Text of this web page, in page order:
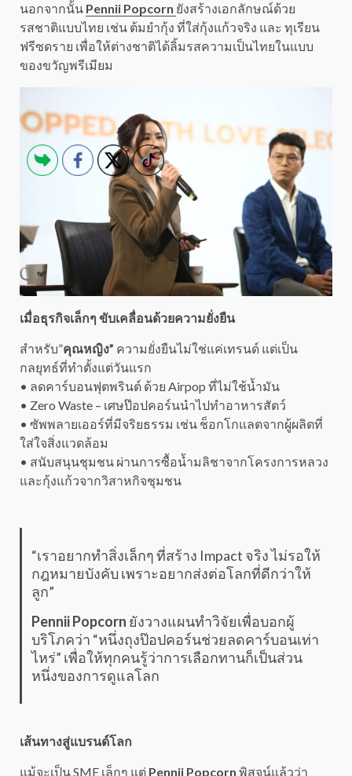
นอกจากนั้น Pennii Popcorn ยังสร้างเอกลักษณ์ด้วย
รสชาติแบบไทย เช่น ต้มยำกุ้ง ที่ใส่กุ้งแก้วจริง และ ทุเรียน
ฟรีซดราย เพื่อให้ต่างชาติได้ลิ้มรสความเป็นไทยในแบบ
ของขวัญพรีเมียม
เมื่อธุรกิจเล็กๆ ขับเคลื่อนด้วยความยั่งยืน
สำหรับ”คุณหญิง” ความยั่งยืนไม่ใช่แค่เทรนด์ แต่เป็น
กลยุทธ์ที่ทำตั้งแต่วันแรก
• ลดคาร์บอนฟุตพรินต์ ด้วย Airpop ที่ไม่ใช้น้ำมัน
• Zero Waste – เศษป๊อปคอร์นนำไปทำอาหารสัตว์
• ซัพพลายเออร์ที่มีจริยธรรม เช่น ช็อกโกแลตจากผู้ผลิตที่
ใส่ใจสิ่งแวดล้อม
• สนับสนุนชุมชน ผ่านการซื้อน้ำมลิชาจากโครงการหลวง
และกุ้งแก้วจากวิสาหกิจชุมชน
“เราอยากทำสิ่งเล็กๆ ที่สร้าง Impact จริง ไม่รอให้
กฎหมายบังคับ เพราะอยากส่งต่อโลกที่ดีกว่าให้
ลูก”
Pennii Popcorn ยังวางแผนทำวิจัยเพื่อบอกผู้
บริโภคว่า “หนึ่งถุงป๊อปคอร์นช่วยลดคาร์บอนเท่า
ไหร่” เพื่อให้ทุกคนรู้ว่าการเลือกทานก็เป็นส่วน
หนึ่งของการดูแลโลก
เส้นทางสู่แบรนด์โลก
แม้จะเป็น SME เล็กๆ แต่ Pennii Popcorn พิสูจน์แล้วว่า